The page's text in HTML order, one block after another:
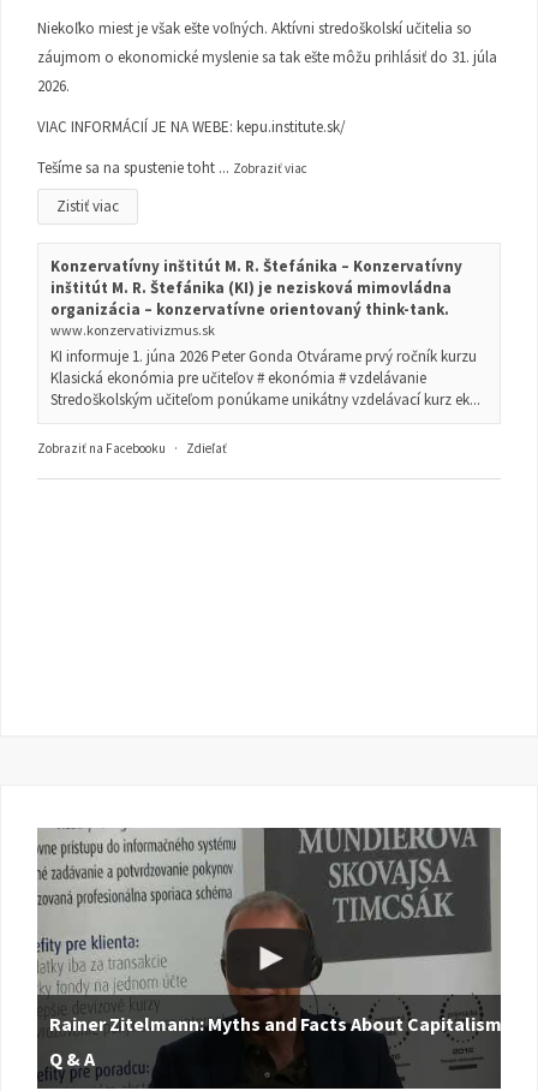
Niekoľko miest je však ešte voľných. Aktívni stredoškolskí učitelia so
záujmom o ekonomické myslenie sa tak ešte môžu prihlásiť do 31. júla
2026.
VIAC INFORMÁCIÍ JE NA WEBE: kepu.institute.sk/
Tešíme sa na spustenie toht ... Zobraziť viac
Zistiť viac
Konzervatívny inštitút M. R. Štefánika – Konzervatívny
inštitút M. R. Štefánika (KI) je nezisková mimovládna
organizácia – konzervatívne orientovaný think-tank.
www.konzervativizmus.sk
KI informuje 1. júna 2026 Peter Gonda Otvárame prvý ročník kurzu
Klasická ekonómia pre učiteľov # ekonómia # vzdelávanie
Stredoškolským učiteľom ponúkame unikátny vzdelávací kurz ek...
Zobraziť na Facebooku · Zdieľať
Rainer Zitelmann: Myths and Facts About Capitalism |
Q & A